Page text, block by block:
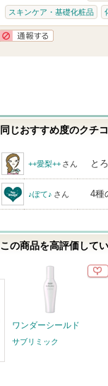
スキンケア・基礎化粧品
同じおすすめ度のクチ
++愛梨++ さん と
♪ぽて♪ さん 4種
この商品を高評価して
ワンダーシールド
サブリミック